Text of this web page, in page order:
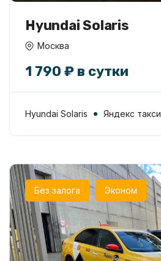
Hyundai Solaris
Москва
1 790 ₽ в сутки
Hyundai Solaris Яндекс такси
Без залога Эконом